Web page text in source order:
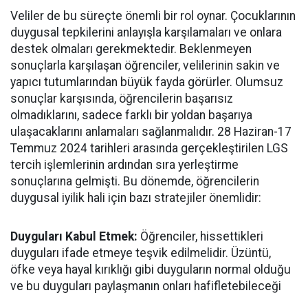
Veliler de bu süreçte önemli bir rol oynar. Çocuklarının
duygusal tepkilerini anlayışla karşılamaları ve onlara
destek olmaları gerekmektedir. Beklenmeyen
sonuçlarla karşılaşan öğrenciler, velilerinin sakin ve
yapıcı tutumlarından büyük fayda görürler. Olumsuz
sonuçlar karşısında, öğrencilerin başarısız
olmadıklarını, sadece farklı bir yoldan başarıya
ulaşacaklarını anlamaları sağlanmalıdır. 28 Haziran-17
Temmuz 2024 tarihleri arasında gerçekleştirilen LGS
tercih işlemlerinin ardından sıra yerleştirme
sonuçlarına gelmişti. Bu dönemde, öğrencilerin
duygusal iyilik hali için bazı stratejiler önemlidir:
Duyguları Kabul Etmek: Öğrenciler, hissettikleri
duyguları ifade etmeye teşvik edilmelidir. Üzüntü,
öfke veya hayal kırıklığı gibi duyguların normal olduğu
ve bu duyguları paylaşmanın onları hafifletebileceği